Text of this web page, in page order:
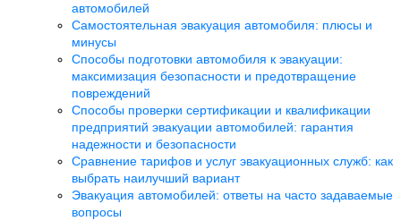
автомобилей
Самостоятельная эвакуация автомобиля: плюсы и
минусы
Способы подготовки автомобиля к эвакуации:
максимизация безопасности и предотвращение
повреждений
Способы проверки сертификации и квалификации
предприятий эвакуации автомобилей: гарантия
надежности и безопасности
Сравнение тарифов и услуг эвакуационных служб: как
выбрать наилучший вариант
Эвакуация автомобилей: ответы на часто задаваемые
вопросы